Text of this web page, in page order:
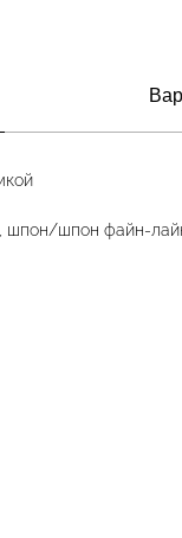
шпон/шпон файн-